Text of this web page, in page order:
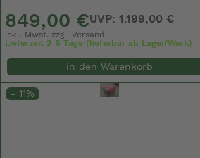
849,00 €UVP: 1.199,00 €
inkl. Mwst. zzgl.Versand
Lieferzeit 2-5 Tage (lieferbar ab Lager/Werk)
in den Warenkorb
- 11%